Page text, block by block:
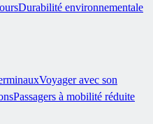
Durabilité environnementale
Voyager avec son
Passagers à mobilité réduite